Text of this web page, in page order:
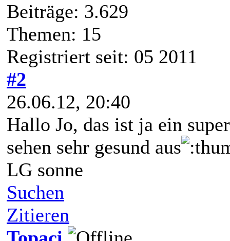
Beiträge: 3.629
Themen: 15
Registriert seit: 05 2011
#2
26.06.12, 20:40
Hallo Jo, das ist ja ein
sehen sehr gesund aus
LG sonne
Suchen
Zitieren